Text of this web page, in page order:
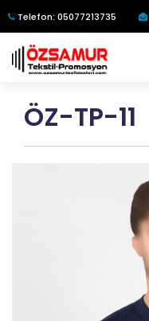
Telefon: 05077213735
ÖZ-TP-11